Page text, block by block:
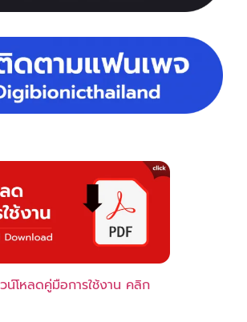
น์โหลดคู่มือการใช้งาน คลิก